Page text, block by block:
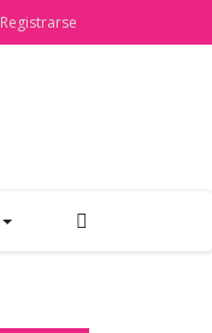
Registrarse